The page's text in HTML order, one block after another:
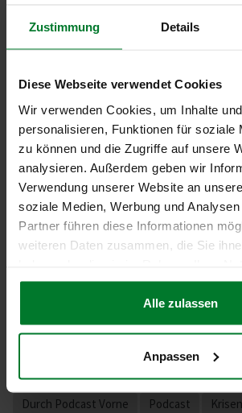
Zustimmung Details
Diese Webseite verwendet Cookies
Wir verwenden Cookies, um Inhalte
personalisieren, Funktionen für soziale
zu können und die Zugriffe auf unsere
analysieren. Außerdem geben wir
Verwendung unserer Website an
soziale Medien, Werbung und
Partner führen diese Informationen
weiteren Daten zusammen, die Sie
gesammelt haben.
Alle zulassen
Anpassen
COST DOWN & CASH UP
Risikomanagement im Einkauf
Training "Risikomanagement
Durch Podcast Vorne Podcast